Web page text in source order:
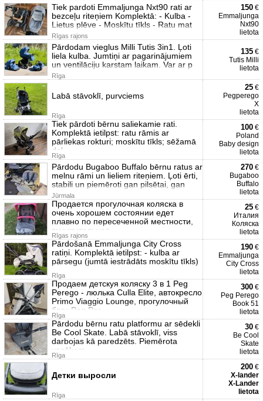
Tiek pardoti Emmaljunga Nxt90 rati ar
bezceļu riteņiem Komplektā: - Kulba -
Lietus plēve - Moskītu tīkls - Ratu mat
Rīgas rajons
150 €
Emmaljunga
Nxt90
lietota
Pārdodam vieglus Milli Tutis 3in1. Ļoti
liela kulba. Jumtiņi ar pagarinājumiem
un ventilāciju karstam laikam. Var ar p
Rīga
135 €
Tutis Milli
lietota
Labā stāvoklī, purvciems
Rīga
25 €
Pegperego
X
lietota
Tiek pārdoti bērnu saliekamie rati.
Komplektā ietilpst: ratu rāmis ar
pārliekas rokturi; moskītu tīkls; sēžamā
daļ
Rīga
100 €
Poland
Baby design
lietota
Pārdodu Bugaboo Buffalo bērnu ratus ar
melnu rāmi un lieliem riteņiem. Ļoti ērti,
stabili un piemēroti gan pilsētai, gan
Jūrmala
270 €
Bugaboo
Buffalo
lietota
Продается прогулочная коляска в
очень хорошем состоянии едет
плавно по пересеченной местности,
вместительная
Rīgas rajons
25 €
Италия
Коляска
lietota
Pārdošanā Emmaljunga City Cross
ratiņi. Komplektā ietilpst: - kulba ar
pārsegu (jumtā iestrādāts moskītu tīkls)
Rīga
190 €
Emmaljunga
City Cross
lietota
Продаем детскуя коляску 3 в 1 Peg
Perego - люлька Culla Elite, автокресло
Primo Viaggio Lounge, прогулочный
блок Peg Per
Rīga
300 €
Peg Perego
Book 51
lietota
Pārdodu bērnu ratu platformu ar sēdekli
Be Cool Skate. Labā stāvoklī, viss
darbojas kā paredzēts. Piemērota
vecākam
Rīga
30 €
Be Cool
Skate
lietota
Детки выросли
Rīga
200 €
X-lander
X-Lander
lietota